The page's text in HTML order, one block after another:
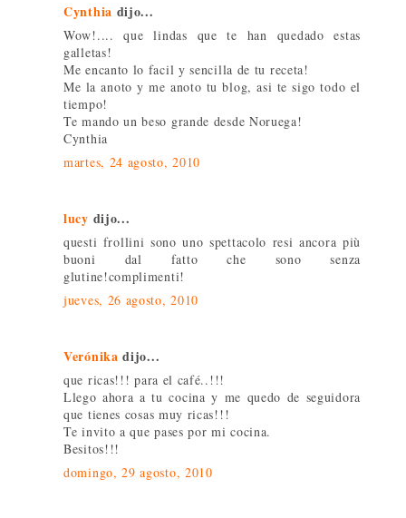
Cynthia dijo...
Wow!.... que lindas que te han quedado estas
galletas!
Me encanto lo facil y sencilla de tu receta!
Me la anoto y me anoto tu blog, asi te sigo todo el
tiempo!
Te mando un beso grande desde Noruega!
Cynthia
martes, 24 agosto, 2010
lucy dijo...
questi frollini sono uno spettacolo resi ancora più
buoni dal fatto che sono senza
glutine!complimenti!
jueves, 26 agosto, 2010
Verónika dijo...
que ricas!!! para el café..!!!
Llego ahora a tu cocina y me quedo de seguidora
que tienes cosas muy ricas!!!
Te invito a que pases por mi cocina.
Besitos!!!
domingo, 29 agosto, 2010